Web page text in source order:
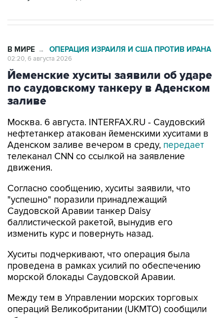
В МИРЕ → ОПЕРАЦИЯ ИЗРАИЛЯ И США ПРОТИВ ИРАНА
02:20, 6 августа 2026
Йеменские хуситы заявили об ударе
по саудовскому танкеру в Аденском
заливе
Москва. 6 августа. INTERFAX.RU - Саудовский
нефтетанкер атакован йеменскими хуситами в
Аденском заливе вечером в среду, передает
телеканал CNN со ссылкой на заявление
движения.
Согласно сообщению, хуситы заявили, что
"успешно" поразили принадлежащий
Саудовской Аравии танкер Daisy
баллистической ракетой, вынудив его
изменить курс и повернуть назад.
Хуситы подчеркивают, что операция была
проведена в рамках усилий по обеспечению
морской блокады Саудовской Аравии.
Между тем в Управлении морских торговых
операций Великобритании (UKMTO) сообщили